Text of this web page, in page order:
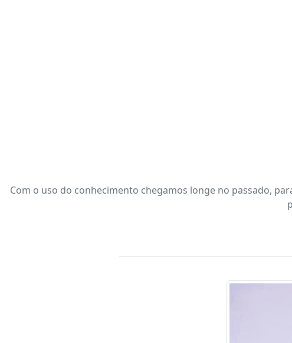
Com o uso do conhecimento chegamos longe no passado,